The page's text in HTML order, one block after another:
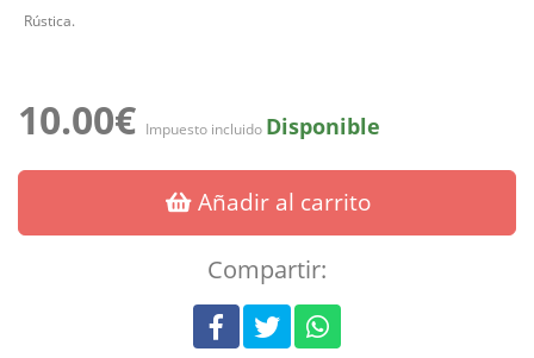
Rústica.
10.00€ Impuesto incluido Disponible
Añadir al carrito
Compartir: